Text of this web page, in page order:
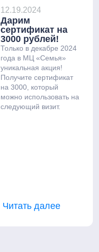
12.19.2024
Дарим
сертификат на
3000 рублей!
Только в декабре 2024
года в МЦ «Семья»
уникальная акция!
Получите сертификат
на 3000, который
можно использовать на
следующий визит.
Читать далее